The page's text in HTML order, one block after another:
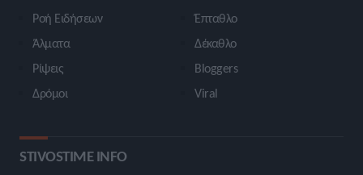
Ροή Ειδήσεων
Άλματα
Ρίψεις
Δρόμοι
Έπταθλο
Δέκαθλο
Bloggers
Viral
STIVOSTIME INFO